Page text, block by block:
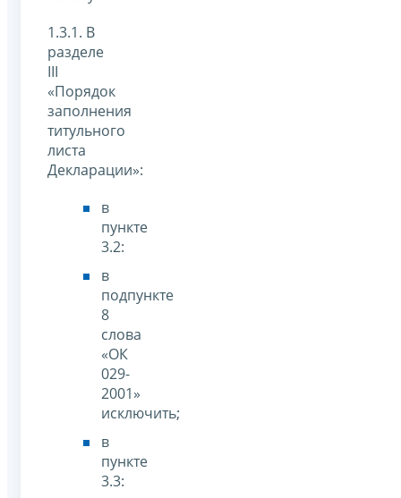
1.3.1. В
разделе
III
«Порядок
заполнения
титульного
листа
Декларации»:
в
пункте
3.2:
в
подпункте
8
слова
«ОК
029-
2001»
исключить;
в
пункте
3.3: